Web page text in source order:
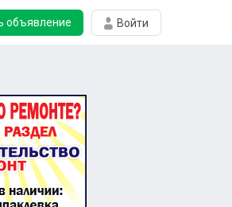
объявление Войти